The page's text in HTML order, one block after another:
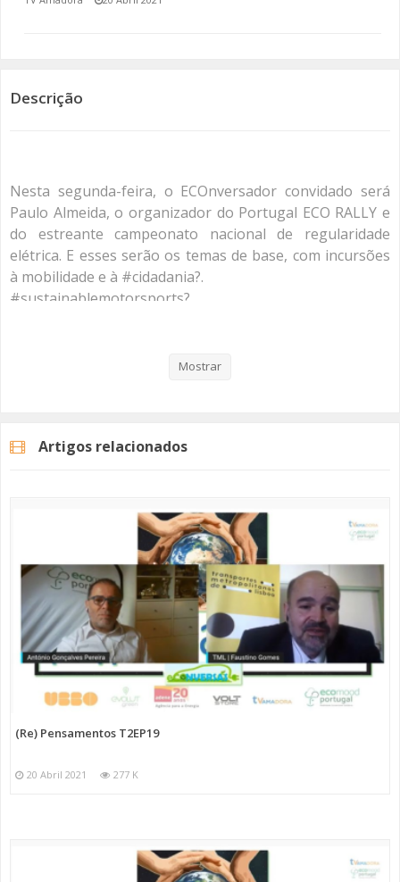
(RE) PENSAMENTOS
ECOMOVE-TE
HISTÓRIAS DE ABRIL
Descrição
Nesta segunda-feira, o ECOnversador convidado será
Paulo Almeida, o organizador do Portugal ECO RALLY e
do estreante campeonato nacional de regularidade
elétrica. E esses serão os temas de base, com incursões
à mobilidade e à #cidadania?.
#sustainablemotorsports?
Mostrar
Artigos relacionados
(Re) Pensamentos T2EP19
20 Abril 2021 277 K